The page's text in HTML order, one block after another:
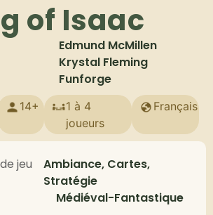
of Isaac
Edmund McMillen
Krystal Fleming
Funforge
14+
1 à 4
joueurs
Français
jeu
Ambiance, Cartes,
Stratégie
Médiéval-Fantastique